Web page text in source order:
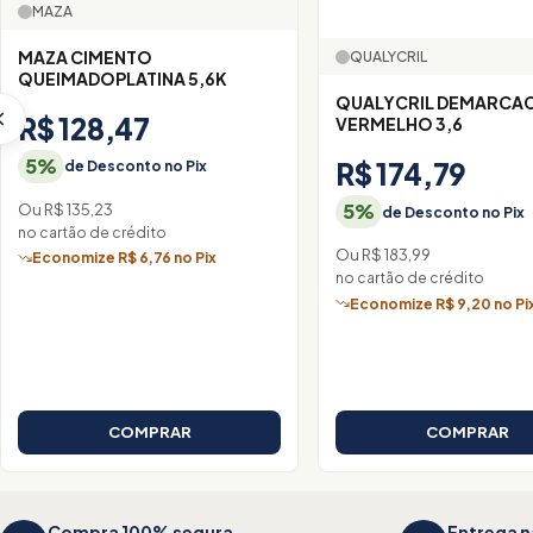
MAZA
MAZA CIMENTO
QUEIMADOPLATINA 5,6K
R$ 128,47
5% de Desconto no Pix
Ou R$ 135,23
no cartão de crédito
Economize R$ 6,76 no Pix
COMPRAR
QUALYCRIL
QUALYCRIL
VERMELHO 3,6
R$ 174,79
5% de Desconto no Pix
Ou R$ 183,99
no cartão de crédito
Economize R$ 9,20 no
COMPRAR